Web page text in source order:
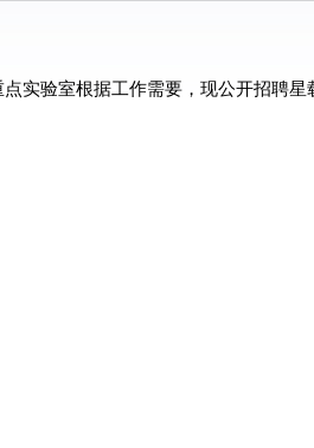
实验室根据工作需要，现公开招聘